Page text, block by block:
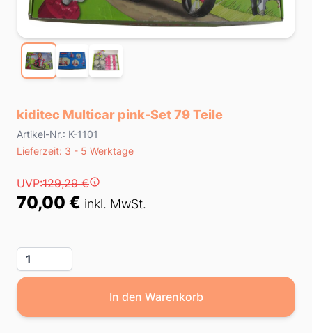
kiditec Multicar pink-Set 79 Teile
Product information
Artikel-Nr.: K-1101
Lieferzeit
Lieferzeit: 3 - 5 Werktage
Preis
UVP:129,29 €
70,00 € inkl. MwSt.
Menge
In den Warenkorb